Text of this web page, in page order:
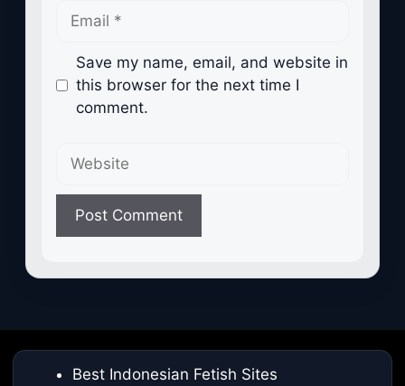
Email
Save my name, email, and website in
this browser for the next time I
comment.
Best Indonesian Fetish Sites